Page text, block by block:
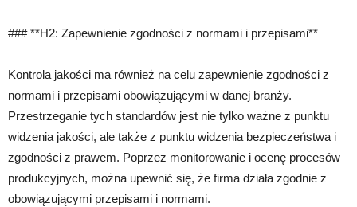
### **H2: Zapewnienie zgodności z normami i przepisami**
Kontrola jakości ma również na celu zapewnienie zgodności z
normami i przepisami obowiązującymi w danej branży.
Przestrzeganie tych standardów jest nie tylko ważne z punktu
widzenia jakości, ale także z punktu widzenia bezpieczeństwa i
zgodności z prawem. Poprzez monitorowanie i ocenę procesów
produkcyjnych, można upewnić się, że firma działa zgodnie z
obowiązującymi przepisami i normami.